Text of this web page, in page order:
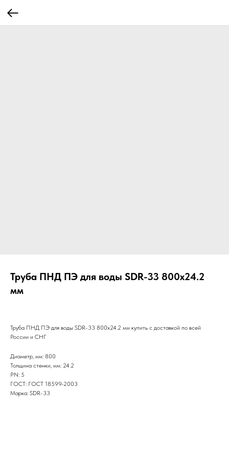
Труба ПНД ПЭ для воды SDR-33 800х24.2
мм
Труба ПНД ПЭ для воды SDR-33 800х24.2 мм купить с доставкой по всей
России и СНГ
Диаметр, мм: 800
Толщина стенки, мм: 24.2
PN: 5
ГОСТ: ГОСТ 18599-2003
Марка: SDR-33